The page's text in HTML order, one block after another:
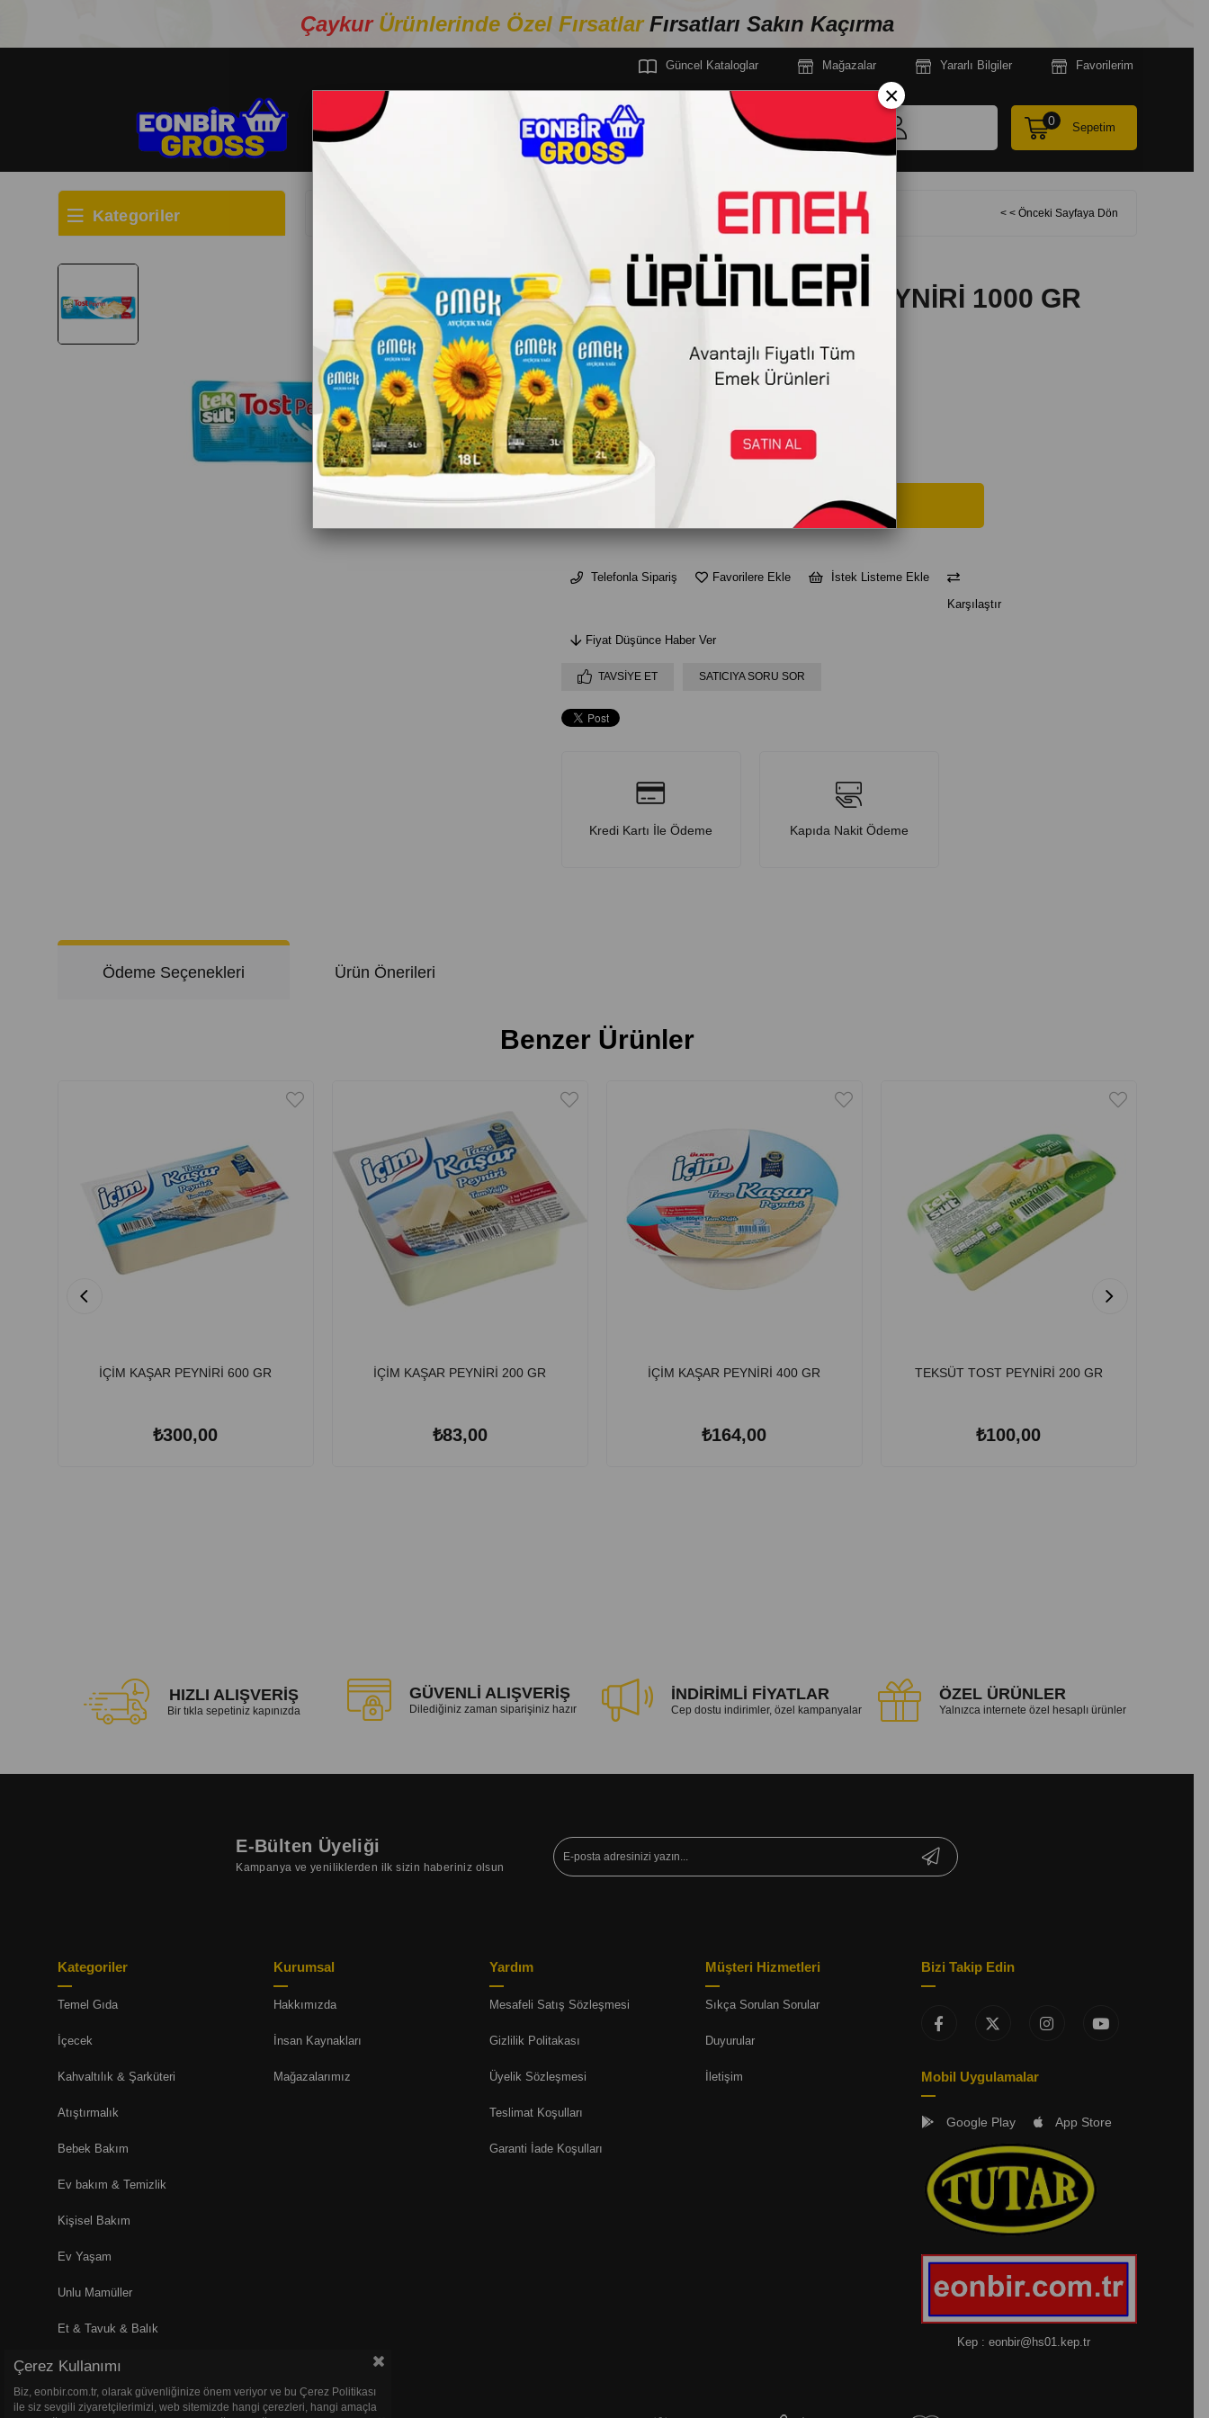
ÇaykurÜrünlerinde Özel Fırsatlar Fırsatları Sakın Kaçırma
Güncel Kataloglar Mağazalar Yararlı Bilgiler Favorilerim
Sepetim
0
Kategoriler TEKSÜT DİLİMLİ TOST PEYNİRİ 1000 GR < < Önceki Sayfaya Dön
TEKSÜT
TEKSÜT DİLİMLİ TOST PEYNİRİ 1000 GR
Stok Kodu
Barkod : 8690158123762
Tedarikçi : EONBİR GROSS
₺430,00
AD
Telefonla Sipariş Favorilere Ekle
İstek Listeme Ekle
Karşılaştır
Fiyat Düşünce Haber Ver
TAVSIYE ET SATICIYA SORU SOR
Kredi Kartı İle Ödeme Kapıda Nakit Ödeme
Ödeme Seçenekleri Ürün Önerileri
Benzer Ürünler
İÇİM KAŞAR PEYNİRİ 600 GR
₺300,00
İÇİM KAŞAR PEYNİRİ 200 GR
₺83,00
İÇİM KAŞAR PEYNİRİ 400 GR
₺164,00
TEKSÜT TOST PEYNİRİ 200 GR
₺100,00
HIZLI ALIŞVERİŞ
Bir tıkla sepetiniz kapınızda
GÜVENLİ ALIŞVERİŞ
Dilediğiniz zaman siparişiniz hazır
İNDİRİMLİ FİYATLAR
Cep dostu indirimler, özel kampanyalar
ÖZEL ÜRÜNLER
Yalnızca internete özel hesaplı ürünler
E-Bülten Üyeliği
Kampanya ve yeniliklerden ilk sizin haberiniz olsun
Kategoriler
Temel Gıda
İçecek
Kahvaltılık & Şarküteri
Atıştırmalık
Bebek Bakım
Ev bakım & Temizlik
Kişisel Bakım
Ev Yaşam
Unlu Mamüller
Et & Tavuk & Balık
Pet Shop
Kurumsal
Hakkımızda
İnsan Kaynakları
Mağazalarımız
Yardım
Mesafeli Satış Sözleşmesi
Gizlilik Politakası
Üyelik Sözleşmesi
Teslimat Koşulları
Garanti İade Koşulları
Müşteri Hizmetleri
Sıkça Sorulan Sorular
Duyurular
İletişim
Bizi Takip Edin
Mobil Uygulamalar
Google Play App Store
Kep : eonbir@hs01.kep.tr
Çerez Kullanımı
Biz, eonbir.com.tr, olarak güvenliğinize önem veriyor ve bu Çerez Politikası
ile siz sevgili ziyaretçilerimizi, web sitemizde hangi çerezleri, hangi amaçla
×